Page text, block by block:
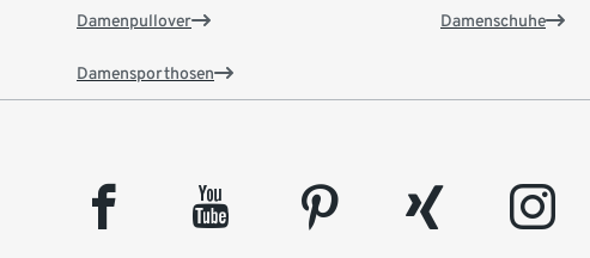
Damenpullover
Damensporthosen
Damenschuhe
facebook youtube pinterest xing instagram